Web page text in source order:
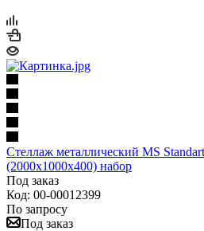
Стеллаж металлический MS
(2000x1000x400) набор
Под заказ
Код: 00-00012399
По запросу
Под заказ